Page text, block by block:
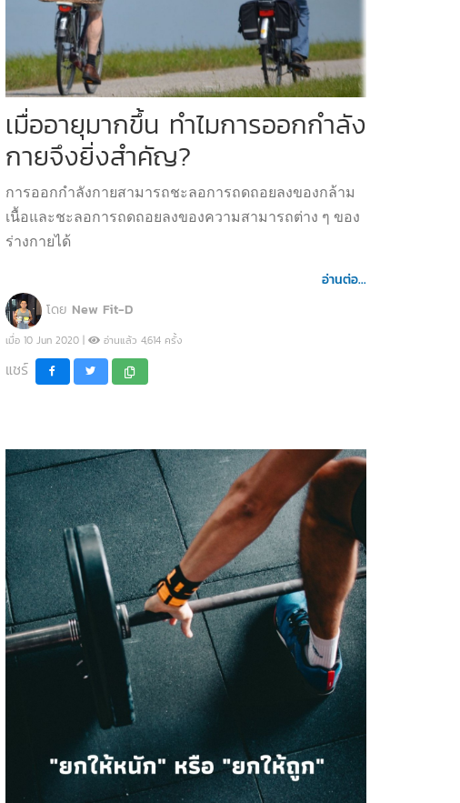
เมื่ออายุมากขึ้น ทำไมการออกกำลัง
กายจึงยิ่งสำคัญ?
การออกกำลังกายสามารถชะลอการถดถอยลงของกล้าม
เนื้อและชะลอการถดถอยลงของความสามารถต่าง ๆ ของ
ร่างกายได้
อ่านต่อ...
โดย New Fit-D
เมื่อ 10 Jun 2020 | อ่านแล้ว 4,614 ครั้ง
แชร์